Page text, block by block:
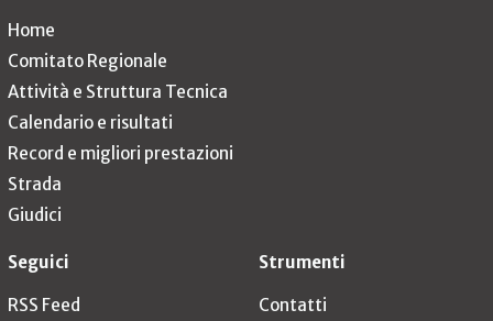
Home
Comitato Regionale
Attività e Struttura Tecnica
Calendario e risultati
Record e migliori prestazioni
Strada
Giudici
Seguici
RSS Feed
Strumenti
Contatti